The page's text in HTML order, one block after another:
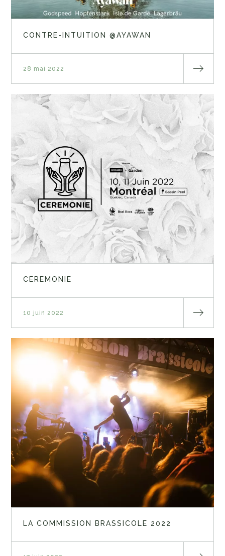
CONTRE-INTUITION @AYAWAN
28 mai 2022
CEREMONIE
10 juin 2022
LA COMMISSION BRASSICOLE 2022